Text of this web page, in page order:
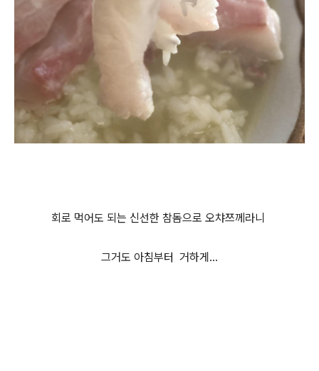
회로 먹어도 되는 신선한 참돔으로 오챠쯔께라니
그거도 아침부터 거하게...